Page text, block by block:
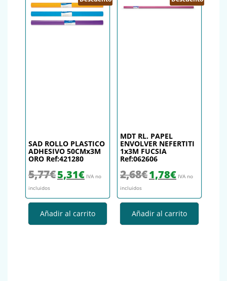
SAD ROLLO PLASTICO
ADHESIVO 50CMx3M
ORO Ref:421280
5,77€ El precio original era: 5,77€.
5,31€El precio actual es: 5,31€.
IVA no
incluidos
Añadir al carrito
MDT RL. PAPEL
ENVOLVER NEFERTITI
1x3M FUCSIA
Ref:062606
2,68€ El precio original era: 2,68€.
1,78€El precio actual
IVA no
incluidos
Añadir al carrito